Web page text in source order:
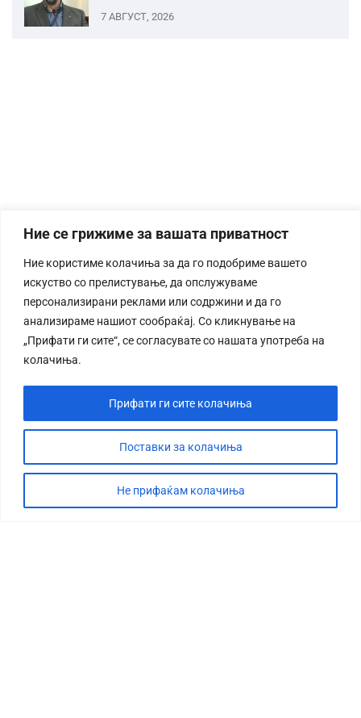
Ние се грижиме за вашата приватност
Ние користиме колачиња за да го подобриме вашето
искуство со прелистување, да опслужуваме
персонализирани реклами или содржини и да го
анализираме нашиот сообраќај. Со кликнување на
„Прифати ги сите“, се согласувате со нашата употреба на
колачиња.
Поставки за колачиња
Не прифаќам колачиња
Прифати ги сите колачиња
7 АВГУСТ, 2026